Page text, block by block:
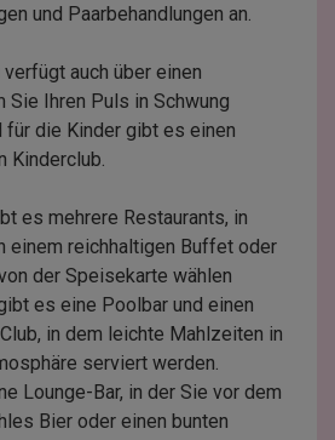
und Paarbehandlungen an.
auch über einen
Sie Ihren Puls in Schwung
für die Kinder gibt es einen
Kinderclub.
es mehrere Restaurants, in
einem reichhaltigen Buffet oder
der Speisekarte wählen
es eine Poolbar und einen
in dem leichte Mahlzeiten in
serviert werden.
Lounge-Bar, in der Sie vor dem
Bier oder einen bunten